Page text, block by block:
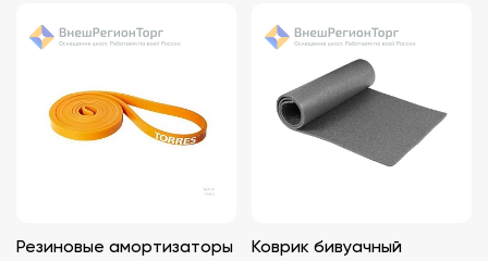
Резиновые амортизаторы
Коврик бивуачный